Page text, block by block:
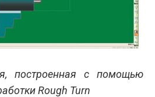
построенная с помощью
Rough Turn